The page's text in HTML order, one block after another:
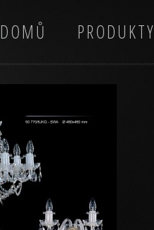
DOMŮ PRODUKTY